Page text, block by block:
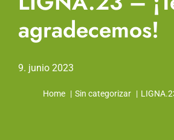
agradecemos!
9. junio 2023
Home Sin categorizar